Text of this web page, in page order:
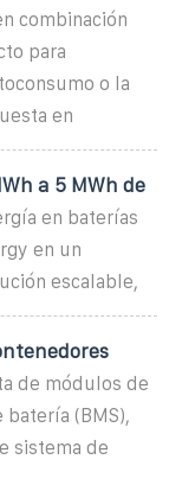
combinación
para
o la
en
a 5 MWh de
en baterías
en un
escalable,
de módulos de
(BMS),
sistema de